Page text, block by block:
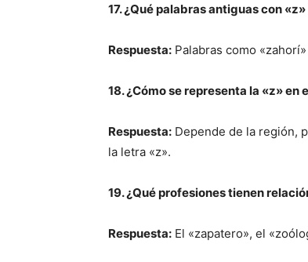
17. ¿Qué palabras antiguas con
Respuesta: Palabras como
18. ¿Cómo se representa la «z» en
Respuesta: Depende de la región,
la letra «z».
19. ¿Qué profesiones tienen
Respuesta: El «zapatero», el